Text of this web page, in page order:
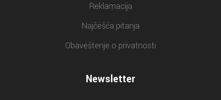
Reklamacija
Najčešća pitanja
Obaveštenje o privatnosti
Newsletter